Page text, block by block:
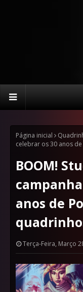
Página inicial
celebrar os 30 anos
BOOM!
anos de
Terça-Feira, Março